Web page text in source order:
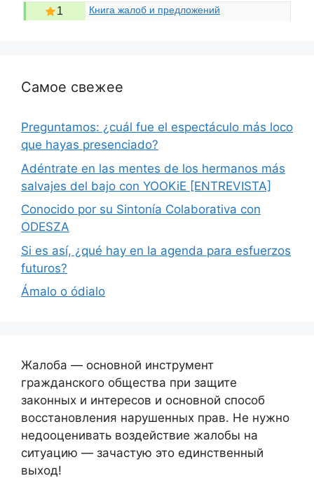
1 Книга жалоб и предложений
Самое свежее
Preguntamos: ¿cuál fue el espectáculo más loco
que hayas presenciado?
Adéntrate en las mentes de los hermanos más
salvajes del bajo con YOOKiE [ENTREVISTA]
Conocido por su Sintonía Colaborativa con
ODESZA
Si es así, ¿qué hay en la agenda para esfuerzos
futuros?
Ámalo o ódialo
Жалоба — основной инструмент
гражданского общества при защите
законных и интересов и основной способ
восстановления нарушенных прав. Не нужно
недооценивать воздействие жалобы на
ситуацию — зачастую это единственный
выход!